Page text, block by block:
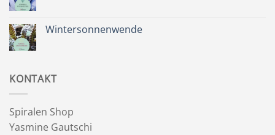
Sommer
&
Wintersonnenwende
KONTAKT
Spiralen Shop
Yasmine Gautschi